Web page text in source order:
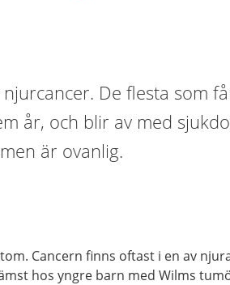
De flesta som
år, och blir av med
är ovanlig.
Cancern finns oftast i en av
hos yngre barn med Wilms